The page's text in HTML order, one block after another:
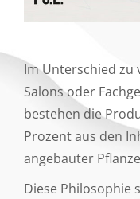
Im Unterschied zu
Salons oder
bestehen die
Prozent aus den
angebauter
Diese Philosophie